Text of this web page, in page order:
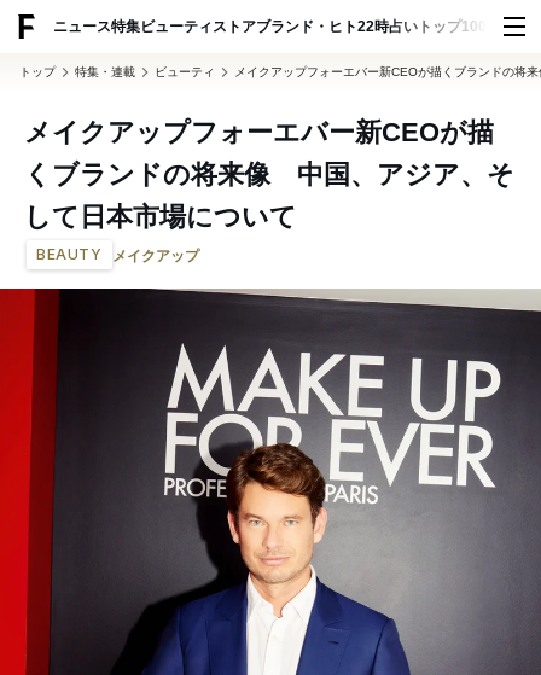
ニュース特集ビューティ ストアブランド・ヒト22時占い トップ100 スナッ
トップ 特集・連載 ビューティ メイクアップフォーエバー新CEOが描くブランドの将
メイクアップフォーエバー新CEOが描
くブランドの将来像 中国、アジア、そ
して日本市場について
BEAUTY メイクアップ